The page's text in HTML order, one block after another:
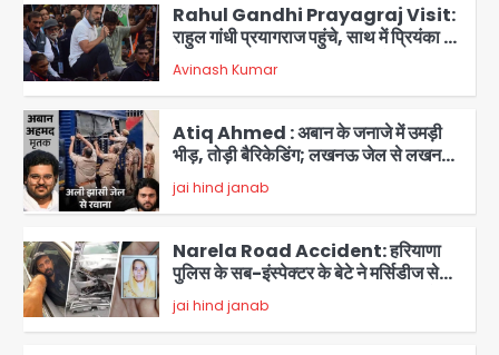
2
Rahul Gandhi Prayagraj Visit:
राहुल गांधी प्रयागराज पहुंचे, साथ में प्रियंका की
बेटी मिराया; केपी ग्राउंड में छात्रों से संवाद,
सिर्फ 5 हजार मौजूद
Avinash Kumar
3
Atiq Ahmed : अबान के जनाजे में उमड़ी
भीड़, तोड़ी बैरिकेडिंग; लखनऊ जेल से लखनऊ
पहुंचा उमर
jai hind janab
4
Narela Road Accident: हरियाणा
पुलिस के सब-इंस्पेक्टर के बेटे ने मर्सिडीज से
मारी टक्कर, 70 वर्षीय राहगीर महिला की मौत
jai hind janab